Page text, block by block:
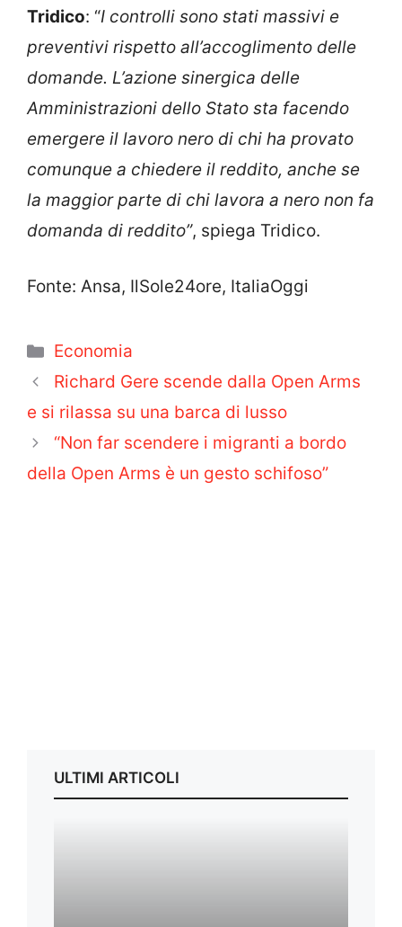
Tridico: “I controlli sono stati massivi e
preventivi rispetto all’accoglimento delle
domande. L’azione sinergica delle
Amministrazioni dello Stato sta facendo
emergere il lavoro nero di chi ha provato
comunque a chiedere il reddito, anche se
la maggior parte di chi lavora a nero non fa
domanda di reddito”, spiega Tridico.
Fonte: Ansa, IlSole24ore, ItaliaOggi
Categorie
Economia
Richard Gere scende dalla Open Arms
e si rilassa su una barca di lusso
“Non far scendere i migranti a bordo
della Open Arms è un gesto schifoso”
ULTIMI ARTICOLI